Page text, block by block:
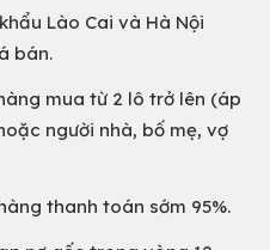
Lào Cai và Hà Nội
bán.
mua từ 2 lô trở lên (áp
người nhà, bố mẹ, vợ
thanh toán sớm 95%.